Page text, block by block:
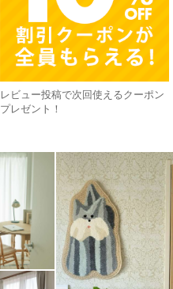
レビュー投稿で次回使えるクーポン
プレゼント！